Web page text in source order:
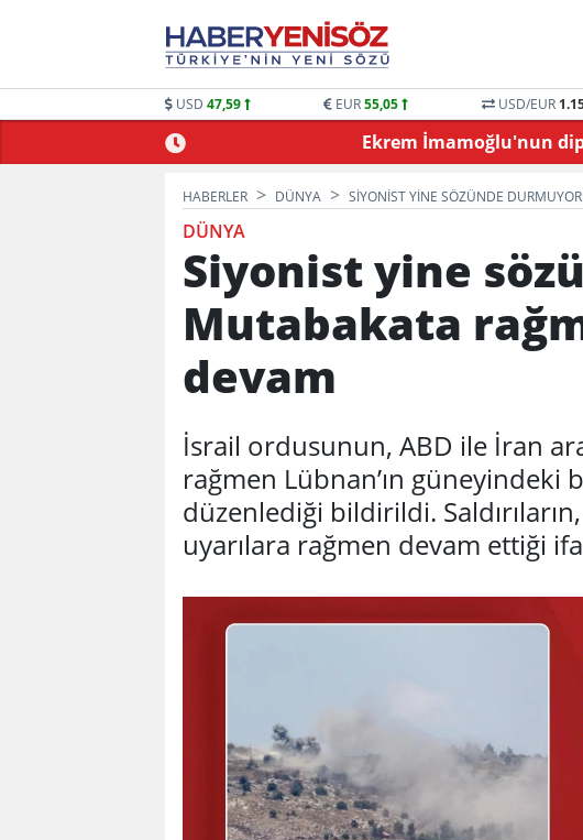
USD 47,59 EUR55,05 USD/EUR
BULUŞTU Ekrem İmamoğlu'nun
HABERLER DÜNYA SIYONIST YINE SÖZÜNDE
DÜNYA
Siyonist yine
Mutabakata
devam
İsrail ordusunun, ABD ile İran
rağmen Lübnan’ın güneyindeki
düzenlediği bildirildi.
uyarılara rağmen devam ettiği